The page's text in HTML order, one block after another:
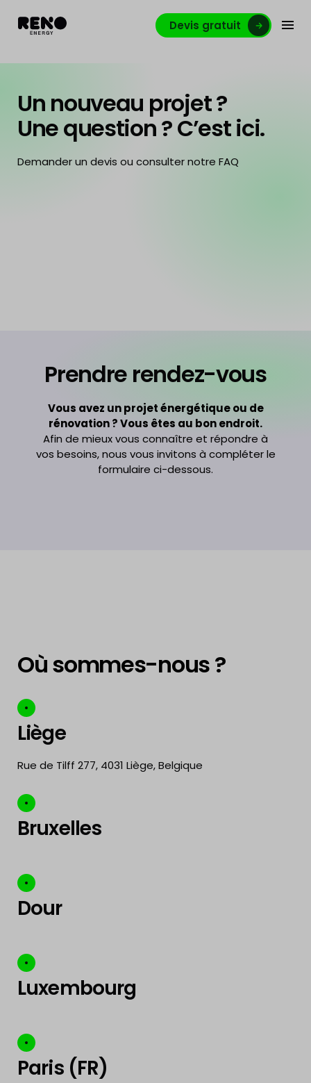
Devis gratuit
Un nouveau projet ?
Une question ? C’est ici.
Demander un devis ou consulter notre FAQ
Prendre rendez-vous
Vous avez un projet énergétique ou de
rénovation ? Vous êtes au bon endroit.
Afin de mieux vous connaître et répondre à
vos besoins, nous vous invitons à compléter le
formulaire ci-dessous.
Où sommes-nous ?
Liège
Rue de Tilff 277, 4031 Liège, Belgique
Bruxelles
Dour
Luxembourg
Paris (FR)